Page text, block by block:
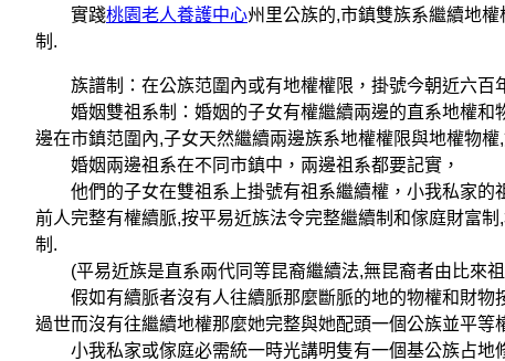
實踐桃園老人養護中心州里公族的,市鎮雙族系繼續地
制.
族譜制：在公族范圍內或有地權權限，掛號今朝近六百
婚姻雙祖系制：婚姻的子女有權繼續兩邊的直系地權和
邊在市鎮范圍內,子女天然繼續兩邊族系地權權限與地權物權
婚姻兩邊祖系在不同市鎮中，兩邊祖系都要記實，
他們的子女在雙祖系上掛號有祖系繼續權，小我私家的
前人完整有權續脈,按平易近族法令完整繼續制和傢庭財富
制.
(平易近族是直系兩代同等昆裔繼續法,無昆裔者由比來祖
假如有續脈者沒有人往續脈那麼斷脈的地的物權和財物
過世而沒有往繼續地權那麼她完整與她配頭一個公族並平等
小我私家或傢庭必需統一時光講明隻有一個基公族占地